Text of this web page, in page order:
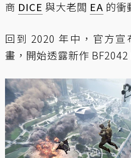
商 DICE 與大老闆 EA 的衝
回到 2020 年中，官方宣
畫，開始透露新作 BF2042